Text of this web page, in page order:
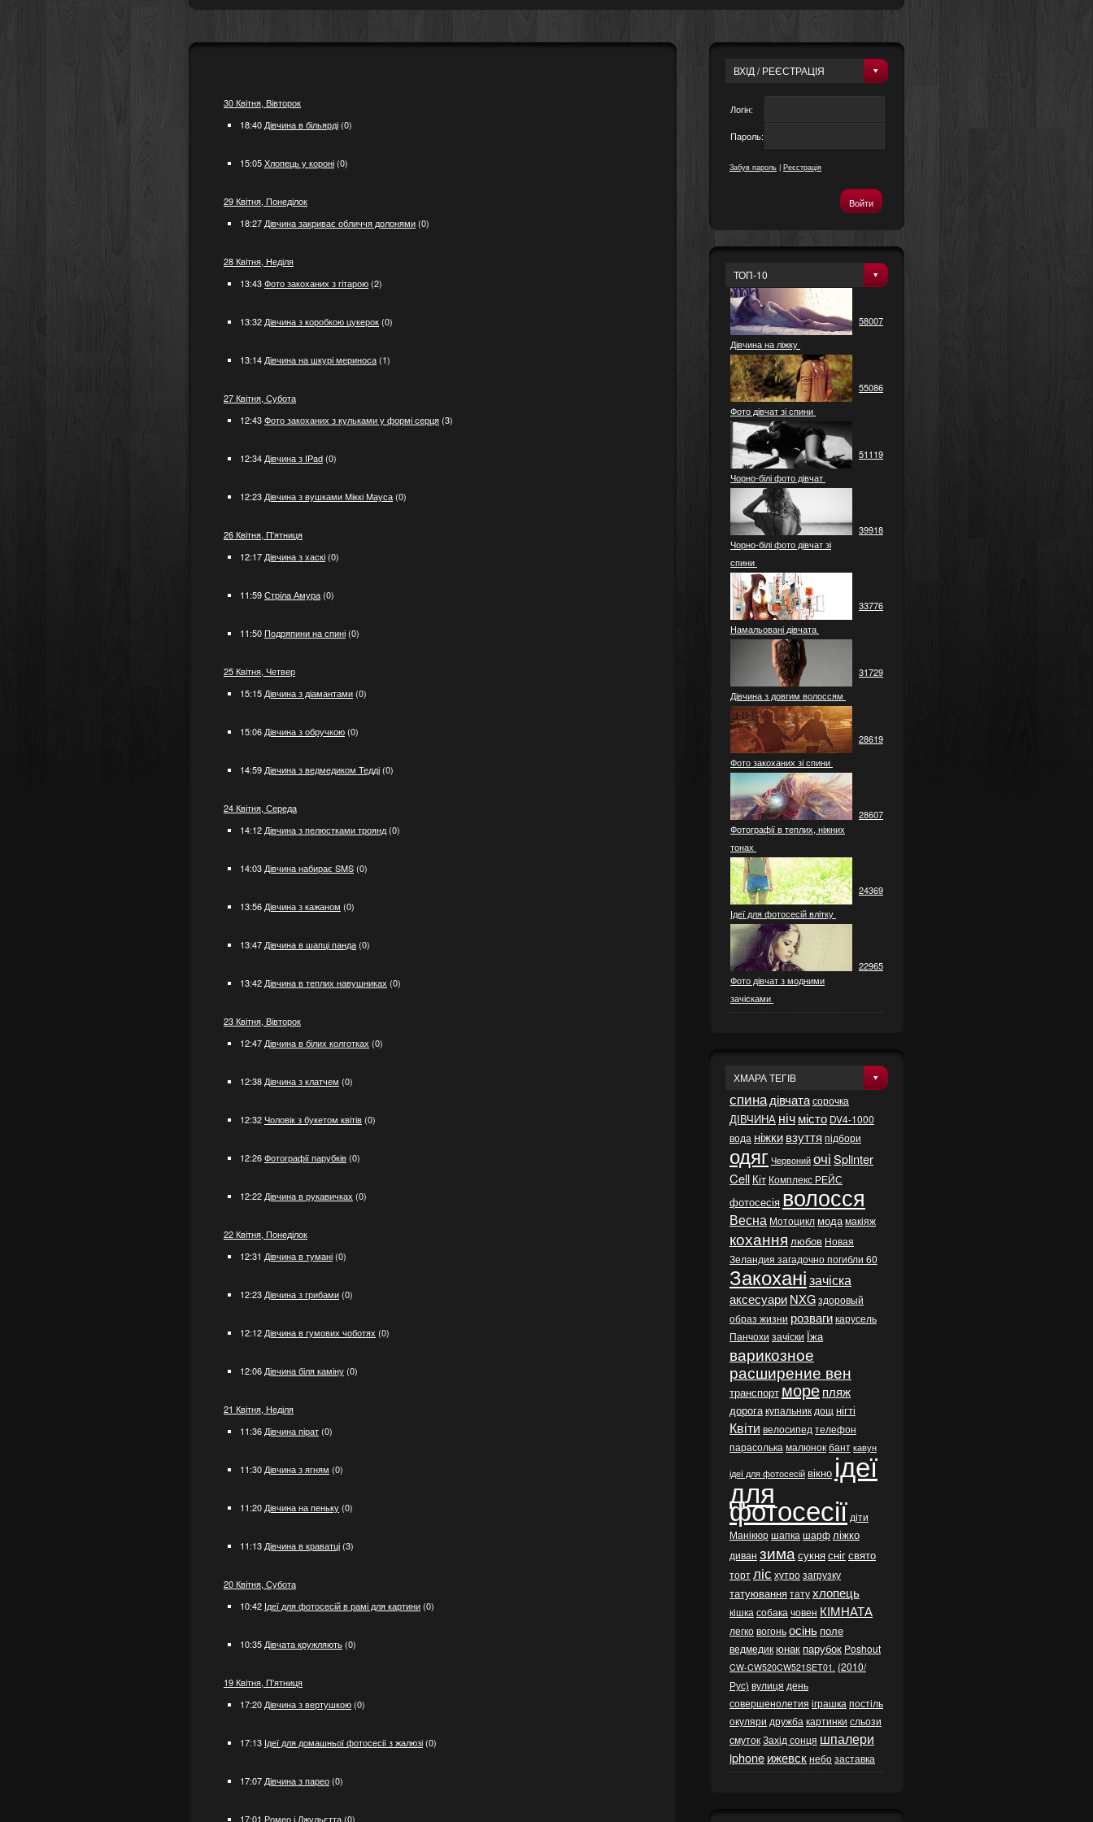
30 Квітня, Вівторок
18:40 Дівчина в більярді(0)
15:05Хлопець у короні(0)
29 Квітня, Понеділок
18:27 Дівчина закриває обличчя долонями(0)
28 Квітня, Неділя
13:43Фото закоханих з гітарою(2)
13:32 Дівчина з коробкою цукерок(0)
13:14 Дівчина на шкурі мериноса(1)
27 Квітня, Субота
12:43Фото закоханих з кульками у формі серця(3)
12:34 Дівчина з IPad(0)
12:23 Дівчина з вушками Міккі Мауса(0)
26 Квітня, П'ятниця
12:17 Дівчина з хаскі(0)
11:59Стріла Амура(0)
11:50Подряпини на спині(0)
25 Квітня, Четвер
15:15 Дівчина з діамантами(0)
15:06 Дівчина з обручкою(0)
14:59 Дівчина з ведмедиком Тедді(0)
24 Квітня, Середа
14:12 Дівчина з пелюстками троянд(0)
14:03 Дівчина набирає SMS(0)
13:56 Дівчина з кажаном (0)
13:47 Дівчина в шапці панда(0)
13:42 Дівчина в теплих навушниках (0)
23 Квітня, Вівторок
12:47 Дівчина в білих колготках (0)
12:38 Дівчина з клатчем (0)
12:32Чоловік з букетом квітів(0)
12:26Фотографії парубків(0)
12:22 Дівчина в рукавичках (0)
22 Квітня, Понеділок
12:31 Дівчина в тумані(0)
12:23 Дівчина з грибами(0)
12:12 Дівчина в гумових чоботях (0)
12:06 Дівчина біля каміну(0)
21 Квітня, Неділя
11:36 Дівчина пірат(0)
11:30 Дівчина з ягням (0)
11:20 Дівчина на пеньку(0)
11:13 Дівчина в краватці(3)
20 Квітня, Субота
10:42 Ідеї ​​для фотосесій в рамі для картини(0)
10:35 Дівчата кружляють(0)
19 Квітня, П'ятниця
17:20 Дівчина з вертушкою(0)
17:13 Ідеї ​​для домашньої фотосесії з жалюзі(0)
17:07 Дівчина з парео(0)
17:01 Ромео і Джульєтта(0)
ВХІД / РЕЄСТРАЦІЯ
Логін:
Пароль:
Забув пароль | Реєстрація
ТОП-10
Дівчина на ліжку
58007
Фото дівчат зі спини
55086
Чорно-білі фото дівчат
51119
Чорно-білі фото дівчат зі
спини
39918
Намальовані дівчата
33776
Дівчина з довгим волоссям
31729
Фото закоханих зі спини
28619
Фотографії в теплих, ніжних
тонах
28607
Ідеї ​​для фотосесій влітку
24369
Фото дівчат з модними
зачісками
22965
ХМАРА ТЕГІВ
спинадівчатасорочка
ДІВЧИНА нічмісто DV4-1000
вода ніжкивзуття підбори
одяг Червоний очіSplinter
Cell Кіт Комплекс РЕЙС
фотосесія волосся
Весна Мотоцикл модамакіяж
кохання любов Новая
Зеландия загадочно погибли 60
Закоханізачіска
аксесуариNXGздоровый
образ жизни розвагикарусель
Панчохи зачіски Їжа
варикозное
расширение вен
транспорт морепляж
дорогакупальник дощ нігті
Квіти велосипед телефон
парасолька малюнокбант кавун
ідеї для фотосесій вікноідеї
для
фотосесії діти
Манікюршапка шарфліжко
диван зима сукняснігсвято
тортліс хутрозагрузку
татуюваннятатухлопець
кішка собака човен КІМНАТА
легковогоньосінь поле
ведмедик юнак парубок Poshout
CW-CW520CW521SET01. (2010/
Рус) вулиця день
совершенолетия іграшка постіль
окуляри дружба картинки сльози
смутокЗахід сонця шпалери
iphoneижевскнебозаставка